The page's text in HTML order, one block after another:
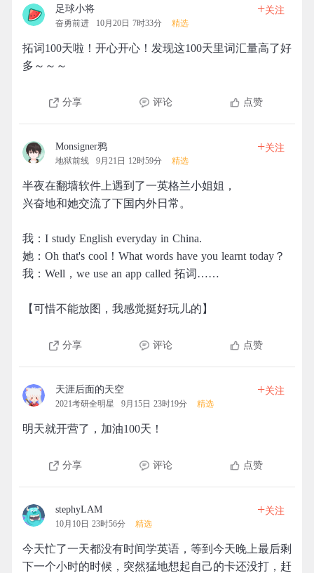
足球小将
奋勇前进 10月20日 7时33分 精选
+关注
拓词100天啦！开心开心！发现这100天里词汇量高了好
多～～～
分享 评论 点赞
Monsigner鸦
地狱前线 9月21日 12时59分 精选
+关注
半夜在翻墙软件上遇到了一英格兰小姐姐，
兴奋地和她交流了下国内外日常。
我：I study English everyday in China.
她：Oh that's cool！What words have you learnt today？
我：Well，we use an app called 拓词……
【可惜不能放图，我感觉挺好玩儿的】
分享 评论 点赞
天涯后面的天空
2021考研全明星 9月15日 23时19分 精选
+关注
明天就开营了，加油100天！
分享 评论 点赞
stephyLAM
10月10日 23时56分 精选
+关注
今天忙了一天都没有时间学英语，等到今天晚上最后剩
下一个小时的时候，突然猛地想起自己的卡还没打，赶